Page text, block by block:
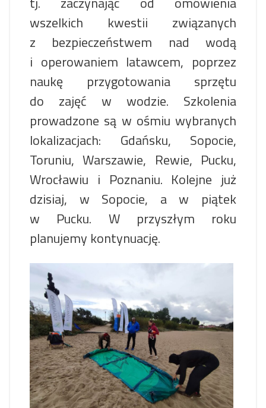
wszelkich kwestii związanych
z bezpieczeństwem nad wodą
i operowaniem latawcem, poprzez
naukę przygotowania sprzętu
do zajęć w wodzie. Szkolenia
prowadzone są w ośmiu wybranych
lokalizacjach: Gdańsku, Sopocie,
Toruniu, Warszawie, Rewie, Pucku,
Wrocławiu i Poznaniu. Kolejne już
dzisiaj, w Sopocie, a w piątek
w Pucku. W przyszłym roku
planujemy kontynuację.